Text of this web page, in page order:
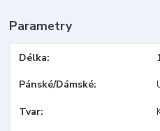
Parametry
Délka
Pánské/Dámské
Tvar